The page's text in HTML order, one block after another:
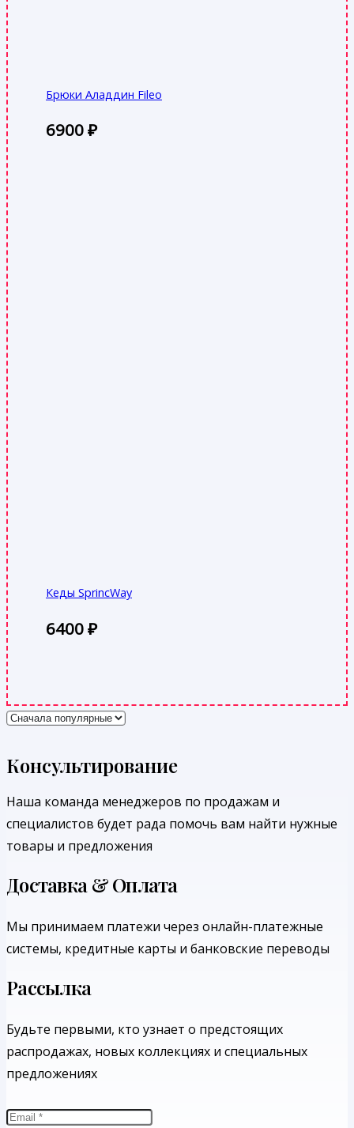
Брюки Аладдин Fileo
6900₽
Кеды SprincWay
6400₽
Консультирование
Наша команда менеджеров по продажам и
специалистов будет рада помочь вам найти нужные
товары и предложения
Доставка & Оплата
Мы принимаем платежи через онлайн-платежные
системы, кредитные карты и банковские переводы
Рассылка
Будьте первыми, кто узнает о предстоящих
распродажах, новых коллекциях и специальных
предложениях